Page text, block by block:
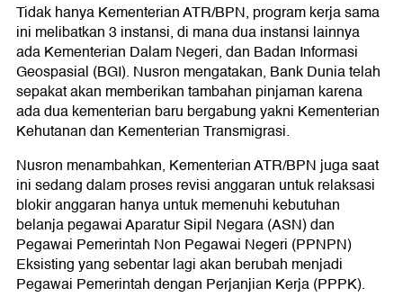
Tidak hanya Kementerian ATR/BPN, program kerja sama
ini melibatkan 3 instansi, di mana dua instansi lainnya
ada Kementerian Dalam Negeri, dan Badan Informasi
Geospasial (BGI). Nusron mengatakan, Bank Dunia telah
sepakat akan memberikan tambahan pinjaman karena
ada dua kementerian baru bergabung yakni Kementerian
Kehutanan dan Kementerian Transmigrasi.
Nusron menambahkan, Kementerian ATR/BPN juga saat
ini sedang dalam proses revisi anggaran untuk relaksasi
blokir anggaran hanya untuk memenuhi kebutuhan
belanja pegawai Aparatur Sipil Negara (ASN) dan
Pegawai Pemerintah Non Pegawai Negeri (PPNPN)
Eksisting yang sebentar lagi akan berubah menjadi
Pegawai Pemerintah dengan Perjanjian Kerja (PPPK).